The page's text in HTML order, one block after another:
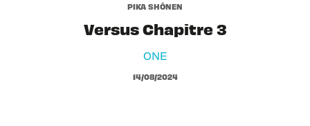
PIKA SHÔNEN
Versus Chapitre 3
ONE
14/08/2024